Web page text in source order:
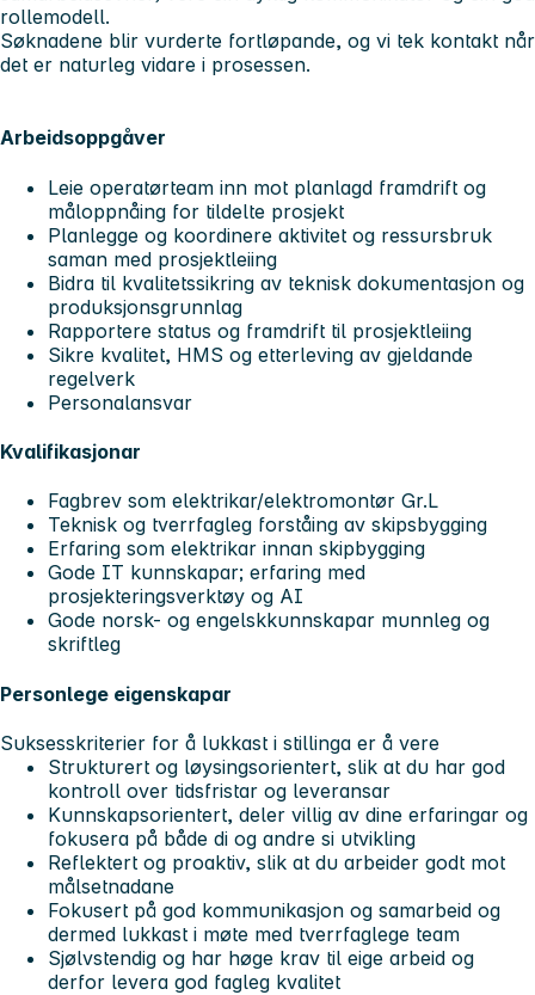
rollemodell.
Søknadene blir vurderte fortløpande, og vi tek kontakt når
det er naturleg vidare i prosessen.
Arbeidsoppgåver
Leie operatørteam inn mot planlagd framdrift og
måloppnåing for tildelte prosjekt
Planlegge og koordinere aktivitet og ressursbruk
saman med prosjektleiing
Bidra til kvalitetssikring av teknisk dokumentasjon og
produksjonsgrunnlag
Rapportere status og framdrift til prosjektleiing
Sikre kvalitet, HMS og etterleving av gjeldande
regelverk
Personalansvar
Kvalifikasjonar
Fagbrev som elektrikar/elektromontør Gr.L
Teknisk og tverrfagleg forståing av skipsbygging
Erfaring som elektrikar innan skipbygging
Gode IT kunnskapar; erfaring med
prosjekteringsverktøy og AI
Gode norsk- og engelskkunnskapar munnleg og
skriftleg
Personlege eigenskapar
Suksesskriterier for å lukkast i stillinga er å vere
Strukturert og løysingsorientert, slik at du har god
kontroll over tidsfristar og leveransar
Kunnskapsorientert, deler villig av dine erfaringar og
fokusera på både di og andre si utvikling
Reflektert og proaktiv, slik at du arbeider godt mot
målsetnadane
Fokusert på god kommunikasjon og samarbeid og
dermed lukkast i møte med tverrfaglege team
Sjølvstendig og har høge krav til eige arbeid og
derfor levera god fagleg kvalitet